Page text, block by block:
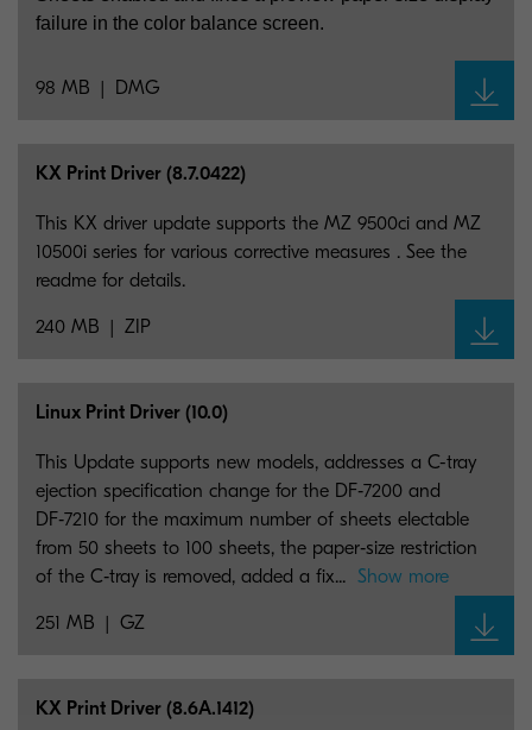
98 MB DMG
failure in the color balance screen.
KX Print Driver (8.7.0422)
240 MB ZIP
This KX driver update supports the MZ 9500ci and MZ
10500i series for various corrective measures . See the
readme for details.
Linux Print Driver (10.0)
251 MB GZ
This Update supports new models, addresses a C-tray
ejection specification change for the DF‑7200 and
DF‑7210 for the maximum number of sheets electable
from 50 sheets to 100 sheets, the paper‑size restriction
of the C‑tray is removed, added a fix... Show more
KX Print Driver (8.6A.1412)